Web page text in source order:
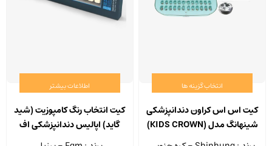
انتخاب گزینه ها
این
محصول
دارای
کیت اس اس کراون دندانپزشکی
شینهانگ مدل (KIDS CROWN)
اطلاعات بیشتر
کیت انتخاب رنگ کامپوزیت (شید
گاید) اپالیس دندانپزشکی اف
جی ام بسته 35 عددی